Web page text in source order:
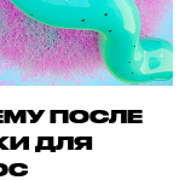
ПОСЛЕ
ДЛЯ